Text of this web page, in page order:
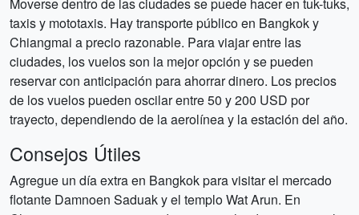
taxis y mototaxis. Hay transporte público en Bangkok y
Chiangmai a precio razonable. Para viajar entre las
ciudades, los vuelos son la mejor opción y se pueden
reservar con anticipación para ahorrar dinero. Los precios
de los vuelos pueden oscilar entre 50 y 200 USD por
trayecto, dependiendo de la aerolínea y la estación del año.
Consejos Útiles
Agregue un día extra en Bangkok para visitar el mercado
flotante Damnoen Saduak y el templo Wat Arun. En